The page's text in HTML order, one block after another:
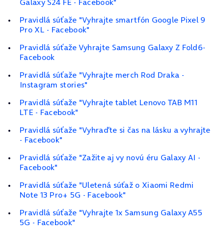
Pravidlá súťaže "Vyhrajte smartfón Google Pixel 9
Pro XL - Facebook"
Pravidlá súťaže Vyhrajte Samsung Galaxy Z Fold6-
Facebook
Pravidlá súťaže "Vyhrajte merch Rod Draka -
Instagram stories"
Pravidlá súťaže "Vyhrajte tablet Lenovo TAB M11
LTE - Facebook"
Pravidlá súťaže "Vyhraďte si čas na lásku a vyhrajte
- Facebook"
Pravidlá súťaže "Zažite aj vy novú éru Galaxy AI -
Facebook"
Pravidlá súťaže "Uletená súťaž o Xiaomi Redmi
Note 13 Pro+ 5G - Facebook"
Pravidlá súťaže "Vyhrajte 1x Samsung Galaxy A55
5G - Facebook"